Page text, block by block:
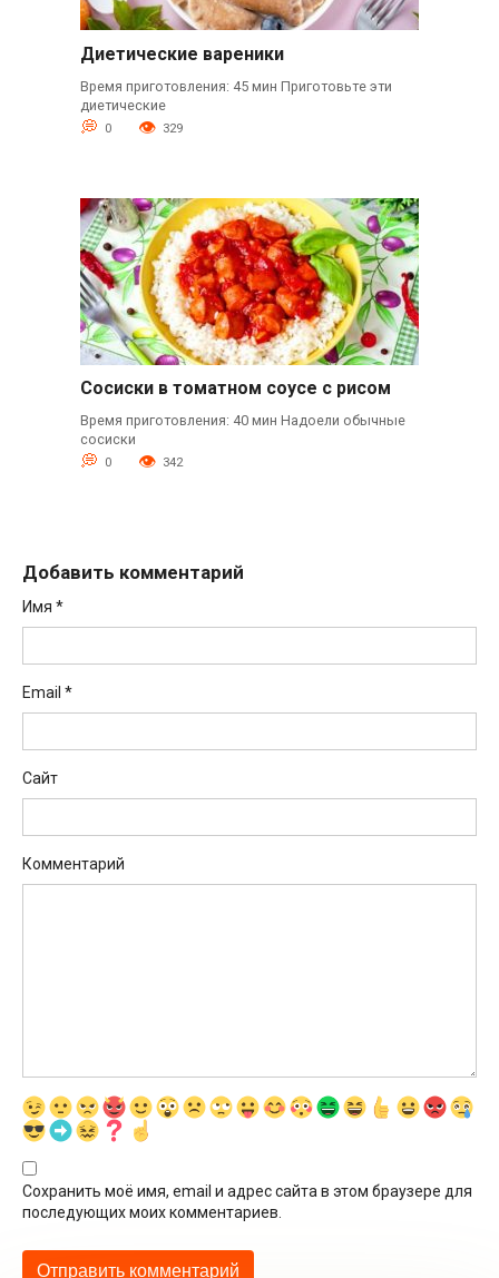
Диетические вареники
Время приготовления: 45 мин Приготовьте эти
диетические
0 329
Сосиски в томатном соусе с рисом
Время приготовления: 40 мин Надоели обычные
сосиски
0 342
Добавить комментарий
Имя *
Email *
Сайт
Комментарий
Сохранить моё имя, email и адрес сайта в этом браузере для
последующих моих комментариев.